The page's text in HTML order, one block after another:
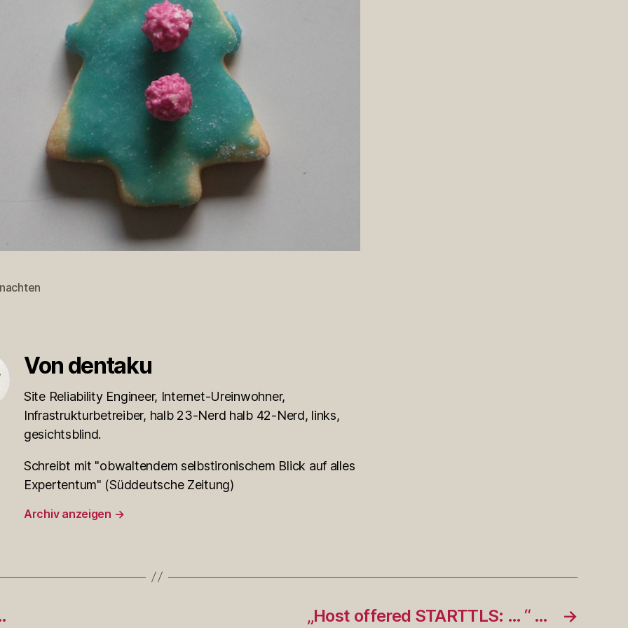
Von dentaku
Site Reliability Engineer, Internet-Ureinwohner,
Infrastrukturbetreiber, halb 23-Nerd halb 42-Nerd, links,
gesichtsblind.
Schreibt mit "obwaltendem selbstironischem Blick auf alles
Expertentum" (Süddeutsche Zeitung)
Archiv anzeigen →
→
„Host offered STARTTLS: … “ …